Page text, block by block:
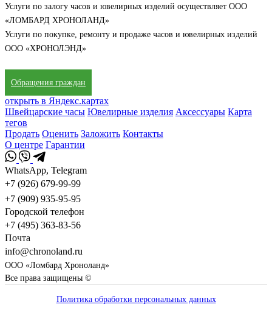
Услуги по залогу часов и ювелирных изделий осуществляет ООО
«ЛОМБАРД ХРОНОЛАНД»
Услуги по покупке, ремонту и продаже часов и ювелирных изделий
ООО «ХРОНОЛЭНД»
Обращения граждан
открыть в Яндекс.картах
Швейцарские часы Ювелирные изделия Аксессуары Карта
тегов
Продать Оценить Заложить Контакты
О центре Гарантии
WhatsApp, Telegram
+7 (926) 679-99-99
+7 (909) 935-95-95
Городской телефон
+7 (495) 363-83-56
Почта
info@chronoland.ru
ООО «Ломбард Хроноланд»
Все права защищены ©
Политика обработки персональных данных